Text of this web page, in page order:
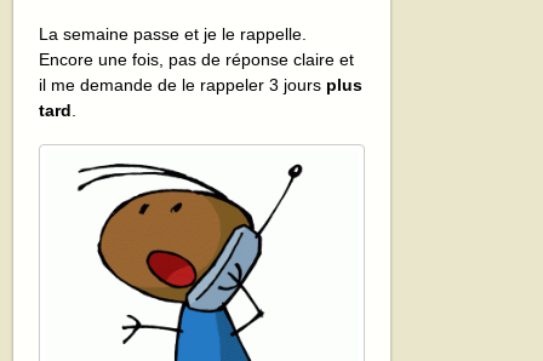
La semaine passe et je le rappelle.
Encore une fois, pas de réponse claire et
il me demande de le rappeler 3 jours plus
tard.